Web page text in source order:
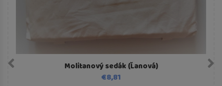
Molitanový sedák (Ľanová)
€8,81